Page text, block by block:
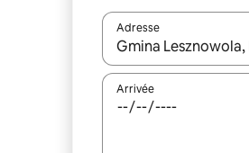
Adresse
Lorsque les résultats
Arrivée